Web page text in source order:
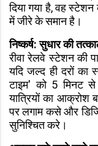
दिया गया है, वह
में जीरे के समान है।
निष्कर्ष: सुधार की
रीवा रेलवे स्टेशन की
यदि जल्द ही दरों का
टाइम' को 5 मिनट से
यात्रियों का आक्रोश
पर लगाम कसे और
सुनिश्चित करे।